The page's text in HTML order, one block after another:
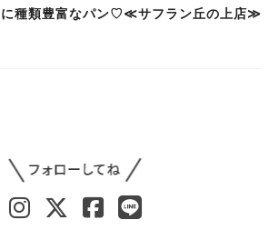
に種類豊富なパン♡≪サフラン丘の上店≫